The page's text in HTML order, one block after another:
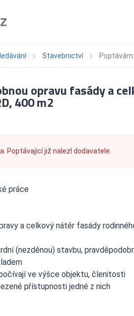
Stavebnictví
opravu fasády a
400 m2
Poptávající již nalezl dodavatele.
práce
a celkový nátěr fasády
(nezděnou) stavbu,
ve výšce objektu, členitosti
přístupnosti jedné z nich